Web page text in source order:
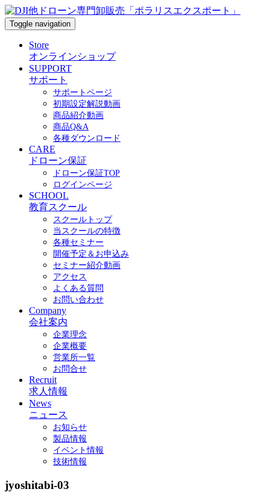
Toggle navigation
Store
オンラインショップ
SUPPORT
サポート
サポートページ
初期設定解説動画
商品紹介動画
商品Q&A
各種ダウンロード
CARE
ドローン保証
ドローン保証TOP
ログインページ
SCHOOL
教育スクール
スクールトップ
当スクールの特徴
各種セミナー
開催予定＆お申込み
セミナー紹介動画
アクセス
よくある質問
お問い合わせ
Company
会社案内
企業理念
企業概要
営業所一覧
お問合せ
Recruit
求人情報
News
ニュース
お知らせ
製品情報
イベント情報
技術情報
jyoshitabi-03